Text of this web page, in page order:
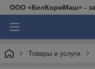
ООО «БелКормМаш» -
Товары и услуги